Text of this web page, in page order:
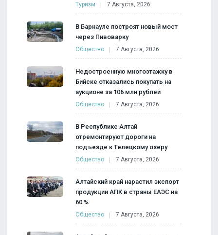
Туризм 7 Августа, 2026
В Барнауле построят новый мост
через Пивоварку
Общество 7 Августа, 2026
Недостроенную многоэтажку в
Бийске отказались покупать на
аукционе за 106 млн рублей
Общество 7 Августа, 2026
В Республике Алтай
отремонтируют дороги на
подъезде к Телецкому озеру
Общество 7 Августа, 2026
Алтайский край нарастил экспорт
продукции АПК в страны ЕАЭС на
60 %
Общество 7 Августа, 2026